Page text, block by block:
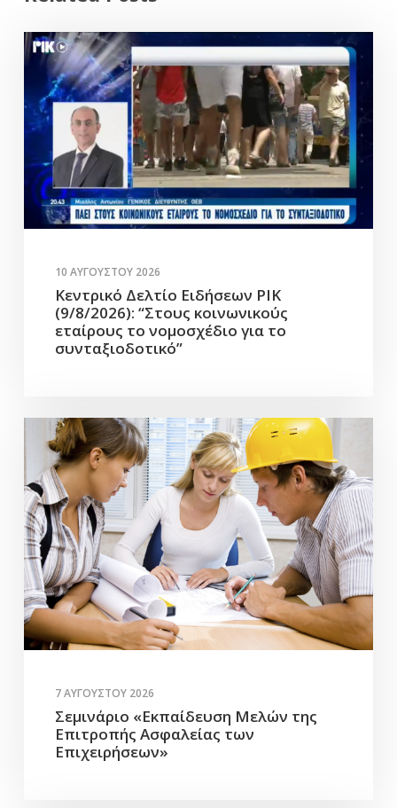
10 ΑΥΓΟΎΣΤΟΥ 2026
Κεντρικό Δελτίο Ειδήσεων ΡΙΚ
(9/8/2026): “Στους κοινωνικούς
εταίρους το νομοσχέδιο για το
συνταξιοδοτικό”
7 ΑΥΓΟΎΣΤΟΥ 2026
Σεμινάριο «Εκπαίδευση Μελών της
Επιτροπής Ασφαλείας των
Επιχειρήσεων»